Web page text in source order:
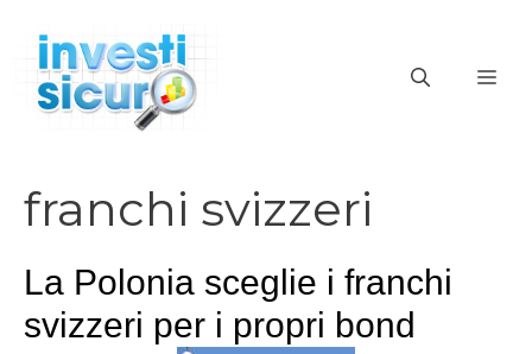
contenuto
franchi svizzeri
La Polonia sceglie i franchi
svizzeri per i propri bond